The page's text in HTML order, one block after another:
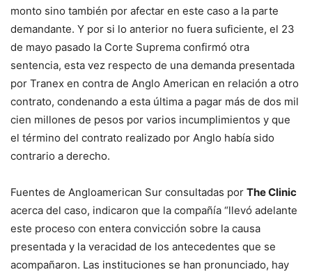
monto sino también por afectar en este caso a la parte
demandante. Y por si lo anterior no fuera suficiente, el 23
de mayo pasado la Corte Suprema confirmó otra
sentencia, esta vez respecto de una demanda presentada
por Tranex en contra de Anglo American en relación a otro
contrato, condenando a esta última a pagar más de dos mil
cien millones de pesos por varios incumplimientos y que
el término del contrato realizado por Anglo había sido
contrario a derecho.
Fuentes de Angloamerican Sur consultadas por The Clinic
acerca del caso, indicaron que la compañía “llevó adelante
este proceso con entera convicción sobre la causa
presentada y la veracidad de los antecedentes que se
acompañaron. Las instituciones se han pronunciado, hay